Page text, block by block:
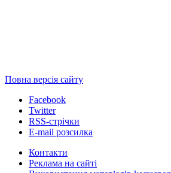
Повна версія сайту
Facebook
Twitter
RSS-стрічки
E-mail розсилка
Контакти
Реклама на сайті